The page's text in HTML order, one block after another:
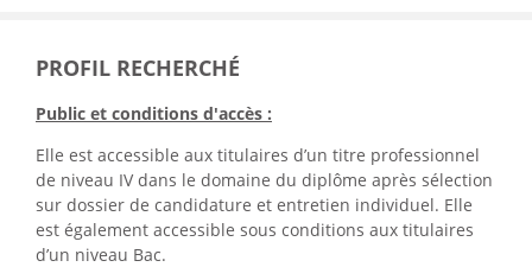
PROFIL RECHERCHÉ
Public et conditions d'accès :
Elle est accessible aux titulaires d’un titre professionnel
de niveau IV dans le domaine du diplôme après sélection
sur dossier de candidature et entretien individuel. Elle
est également accessible sous conditions aux titulaires
d’un niveau Bac.